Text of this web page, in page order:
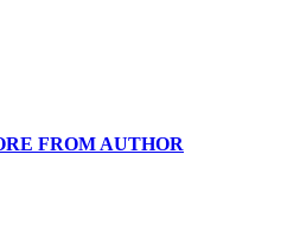
FROM AUTHOR